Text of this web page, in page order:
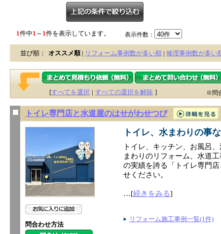
1件中1 ～ 1件を表示しています。 表示件数：
並び順： オススメ順 | リフォーム事例数が多い順 | 修理事例数が多い
[すべてを選択 | すべての選択を解除 ] ※問
トイレ専門店と水道屋のはせがわせつび
問合わせ方法
トイレ、水まわりの事
トイレ、キッチン、お風呂
まわりのリフォーム、水道
の実績を誇る「トイレ専門
せください。
…[続きをみる]
リフォーム施工事例一覧(1件)